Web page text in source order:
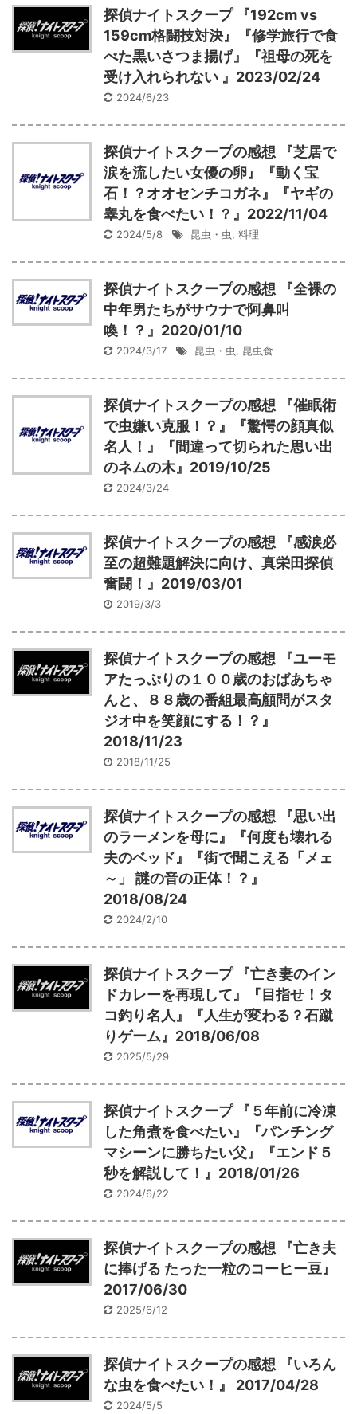
探偵ナイトスクープ 『192cm vs
159cm格闘技対決』『修学旅行で食
べた黒いさつま揚げ』『祖母の死を
受け入れられない 』2023/02/24
2024/6/23
探偵ナイトスクープの感想 『芝居で
涙を流したい女優の卵』『動く宝
石！？オオセンチコガネ』『ヤギの
睾丸を食べたい！？』2022/11/04
2024/5/8 昆虫・虫, 料理
探偵ナイトスクープの感想 『全裸の
中年男たちがサウナで阿鼻叫
喚！？』2020/01/10
2024/3/17 昆虫・虫, 昆虫食
探偵ナイトスクープの感想 『催眠術
で虫嫌い克服！？』『驚愕の顔真似
名人！』『間違って切られた思い出
のネムの木』2019/10/25
2024/3/24
探偵ナイトスクープの感想 『感涙必
至の超難題解決に向け、真栄田探偵
奮闘！』2019/03/01
2019/3/3
探偵ナイトスクープの感想 『ユーモ
アたっぷりの１００歳のおばあちゃ
んと、８８歳の番組最高顧問がスタ
ジオ中を笑顔にする！？』
2018/11/23
2018/11/25
探偵ナイトスクープの感想 『思い出
のラーメンを母に』『何度も壊れる
夫のベッド』『街で聞こえる「メェ
～」 謎の音の正体！？』
2018/08/24
2024/2/10
探偵ナイトスクープ 『亡き妻のイン
ドカレーを再現して』『目指せ！タ
コ釣り名人』『人生が変わる？石蹴
りゲーム』2018/06/08
2025/5/29
探偵ナイトスクープ 『５年前に冷凍
した角煮を食べたい』『パンチング
マシーンに勝ちたい父』『エンド５
秒を解説して！』2018/01/26
2024/6/22
探偵ナイトスクープの感想 『亡き夫
に捧げる たった一粒のコーヒー豆』
2017/06/30
2025/6/12
探偵ナイトスクープの感想 『いろん
な虫を食べたい！』 2017/04/28
2024/5/5